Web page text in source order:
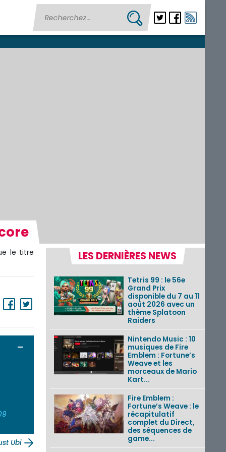
le titre
Ouvrir / Fermer
Ubi
LES DERNIÈRES NEWS
Tetris 99 : le 56e
Grand Prix
disponible du 7 au 11
août 2026 avec un
thème Splatoon
Raiders
Nintendo Music : 10
musiques de Fire
Emblem : Fortune’s
Weave et les
morceaux de Mario
Kart...
Fire Emblem :
Fortune’s Weave : le
récapitulatif
complet du Direct,
des séquences de
game...